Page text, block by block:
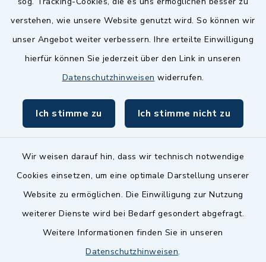
verstehen, wie unsere Website genutzt wird. So können wir
unser Angebot weiter verbessern. Ihre erteilte Einwilligung
hierfür können Sie jederzeit über den Link in unseren
Datenschutzhinweisen widerrufen.
Ich stimme zu Ich stimme nicht zu
Wir weisen darauf hin, dass wir technisch notwendige
Cookies einsetzen, um eine optimale Darstellung unserer
Website zu ermöglichen. Die Einwilligung zur Nutzung
weiterer Dienste wird bei Bedarf gesondert abgefragt.
Weitere Informationen finden Sie in unseren
Datenschutzhinweisen.
Zenngrund Allianz
Dillenberggruppe
inixmedia GmbH
Barrierefreiheit